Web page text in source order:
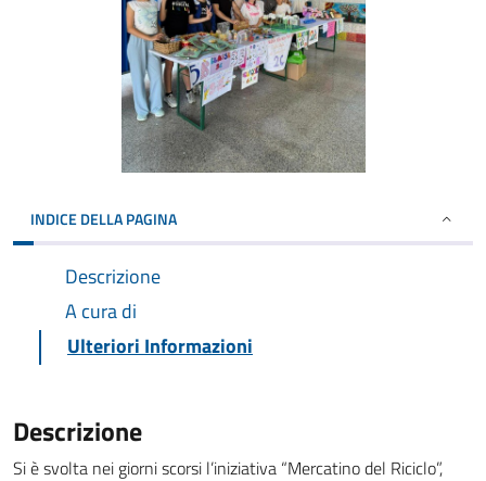
INDICE DELLA PAGINA
Descrizione
A cura di
Ulteriori Informazioni
Descrizione
Si è svolta nei giorni scorsi l’iniziativa “Mercatino del Riciclo”,